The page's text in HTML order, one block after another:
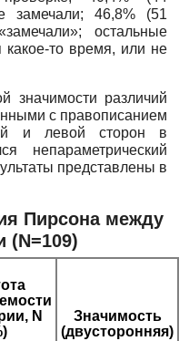
замечали; 46,8% (51
остальные
какое-то время, или не
значимости различий
с правописанием
и левой сторон в
непараметрический
представлены в
Пирсона между
(N=109)
N
Значимость
(двусторонняя)